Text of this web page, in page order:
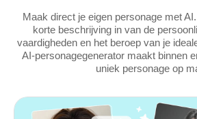
Maak direct je eigen personage met
korte beschrijving in van de
vaardigheden en het beroep van je
AI-personagegenerator maakt binnen
uniek personage op